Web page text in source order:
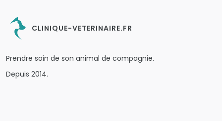
CLINIQUE-VETERINAIRE.FR
Prendre soin de son animal de compagnie.
Depuis 2014.